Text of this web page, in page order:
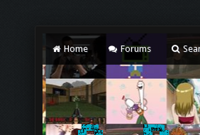
Home Forums